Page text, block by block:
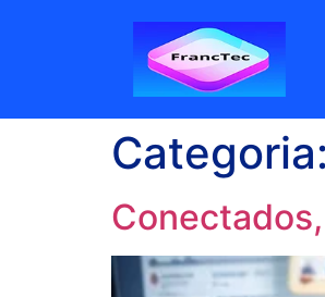
Categoria: